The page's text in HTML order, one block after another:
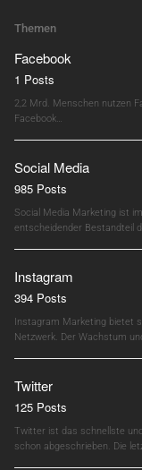
Themen
Facebook
1 Posts
2,2 Mrd. Menschen nutzen
Facebook…
Social Media
985 Posts
Social Media Marketing ist
entscheidender Bestandteil
Instagram
394 Posts
Instagram Marketing bietet
Netzwerk. Der Wachstum
Twitter
125 Posts
Twitter ist das schnellste
schon abgeschrieben. Die